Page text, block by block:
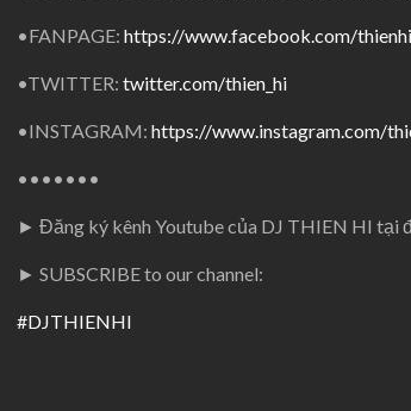
•FANPAGE: https://www.facebook.com/
•TWITTER: twitter.com/thien_hi
•INSTAGRAM: https://www.instagram.com/
•••••••
► Đăng ký kênh Youtube của DJ THIEN HI tại
► SUBSCRIBE to our channel:
#DJTHIENHI